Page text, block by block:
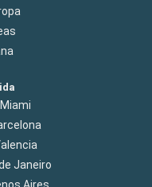
Janeiro
Aires